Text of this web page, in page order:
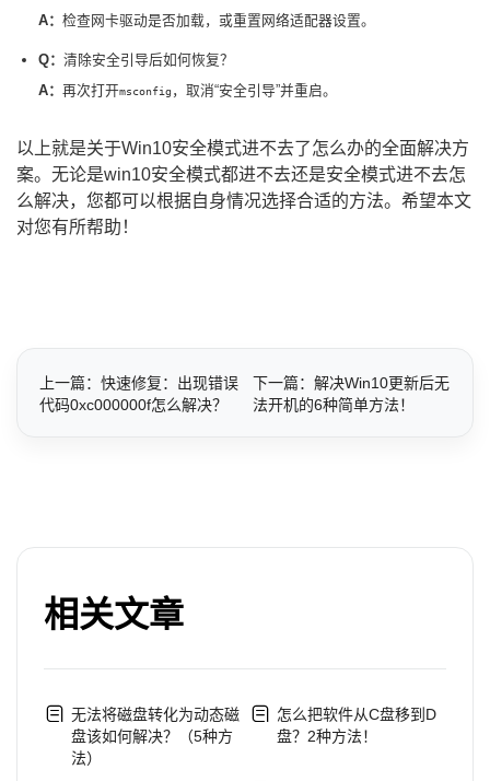
A： 检查网卡驱动是否加载，或重置网络适配器设置。
Q： 清除安全引导后如何恢复？
A： 再次打开msconfig ，取消“安全引导”并重启。
以上就是关于Win10安全模式进不去了怎么办的全面解决方
案。无论是win10安全模式都进不去还是安全模式进不去怎
么解决，您都可以根据自身情况选择合适的方法。希望本文
对您有所帮助！
上一篇：快速修复：出现错误
代码0xc000000f怎么解决？
下一篇：解决Win10更新后无
法开机的6种简单方法！
相关文章
无法将磁盘转化为动态磁
盘该如何解决？（5种方
法）
怎么把软件从C盘移到D
盘？2种方法！